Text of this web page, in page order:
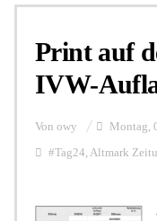
Print auf
IVW-
Von owy Montag,
#Tag24, Altmark